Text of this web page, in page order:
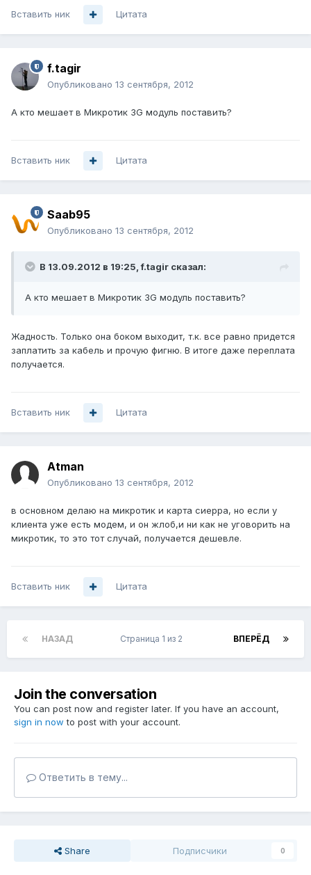
Вставить ник Цитата
f.tagir
Опубликовано 13 сентября, 2012
А кто мешает в Микротик 3G модуль поставить?
Вставить ник Цитата
Saab95
Опубликовано 13 сентября, 2012
В 13.09.2012 в 19:25, f.tagir сказал:
А кто мешает в Микротик 3G модуль поставить?
Жадность. Только она боком выходит, т.к. все равно придется
заплатить за кабель и прочую фигню. В итоге даже переплата
получается.
Вставить ник Цитата
Atman
Опубликовано 13 сентября, 2012
в основном делаю на микротик и карта сиерра, но если у
клиента уже есть модем, и он жлоб,и ни как не уговорить на
микротик, то это тот случай, получается дешевле.
Вставить ник Цитата
НАЗАД ВПЕРЁД
Страница 1 из 2
Join the conversation
You can post now and register later. If you have an account,
sign in now to post with your account.
Ответить в тему...
Share Подписчики 0